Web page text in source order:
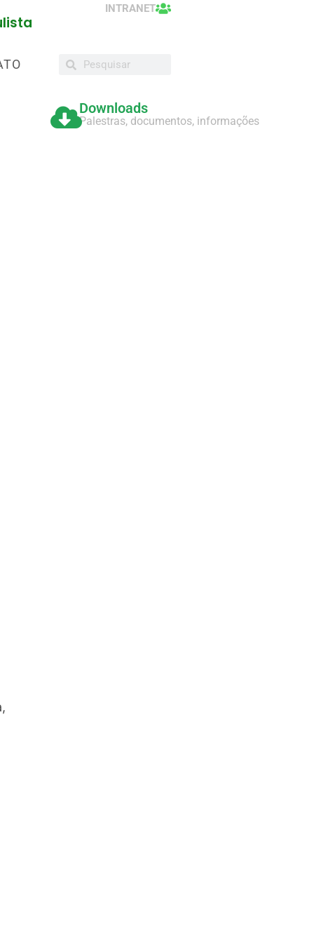
INTRANET
Downloads
Palestras, documentos, informações